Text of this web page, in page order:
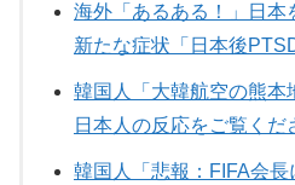
海外「あるある！」日本
新たな症状「日本後
韓国人「大韓航空の熊本
日本人の反応をご覧くだ
韓国人「悲報：FIFA会